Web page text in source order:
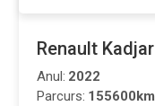
Renault Kadjar
Parcurs: 155600km
Anul: 2022